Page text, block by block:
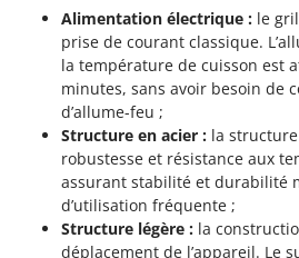
Soufreuses - Poudreuses à dos
Soufreuses - Poudreuses
Taille-haies
Taille-haies à bras pour
Tarières
Tondeuses à Gazon
Tondeuses autoportées
Kasco
Kemper
Keter
KitchenAid
Komo
Laica
Lampacrescia - MGM
Alimentation électrique : le
prise de courant classique.
la température de cuisson est
minutes, sans avoir besoin de
d’allume-feu ;
Structure en acier : la
robustesse et résistance aux
assurant stabilité et durabilité
d’utilisation fréquente ;
Structure légère : la
déplacement de l’appareil. Le